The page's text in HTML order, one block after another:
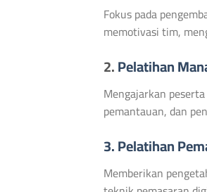
Fokus pada
memotivasi tim,
2.Pelatihan
Mengajarkan
pemantauan, dan
3. Pelatihan
Memberikan